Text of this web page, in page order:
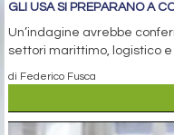
GLI USA SI PREPARANO A
Un’indagine avrebbe
settori marittimo, logistico
di Federico Fusca